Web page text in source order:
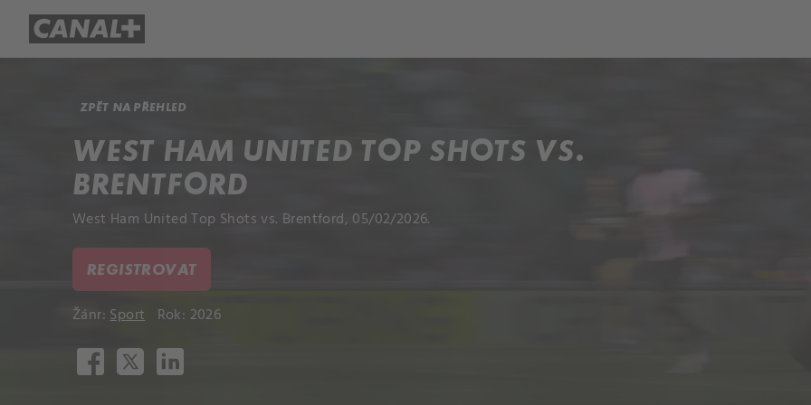
ZPĚT NA PŘEHLED
WEST HAM UNITED TOP SHOTS VS.
BRENTFORD
West Ham United Top Shots vs. Brentford, 05/02/2026.
REGISTROVAT
Žánr:Sport Rok: 2026